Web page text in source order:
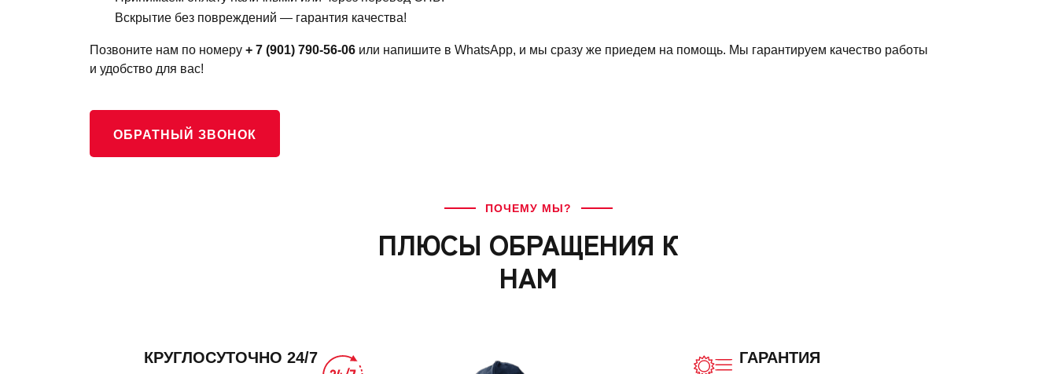
Вскрытие без повреждений — гарантия качества!
Позвоните нам по номеру + 7 (901) 790-56-06 или напишите в WhatsApp, и мы сразу же приедем на помощь. Мы гарантируем качество работы
и удобство для вас!
ОБРАТНЫЙ ЗВОНОК
ПОЧЕМУ МЫ?
ПЛЮСЫ ОБРАЩЕНИЯ К
НАМ
КРУГЛОСУТОЧНО 24/7 ГАРАНТИЯ